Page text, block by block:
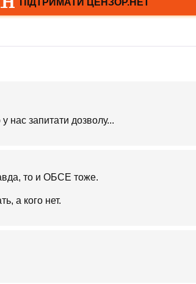
запитати дозволу...
то и ОБСЕ тоже.
а кого нет.